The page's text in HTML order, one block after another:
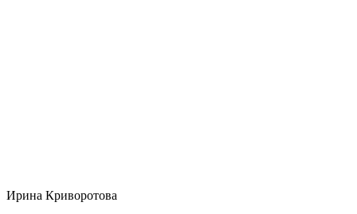
Ирина Криворотова